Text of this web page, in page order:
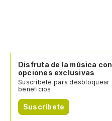
Disfruta de la música con
opciones exclusivas
Suscríbete para desbloquear
beneficios.
Suscríbete